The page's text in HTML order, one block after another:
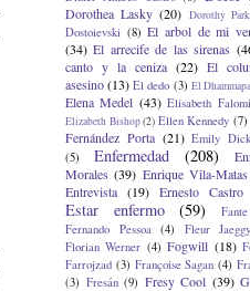
Dorothea Lasky (20) Dorothy
Dostoievski (8) El arbol de mi
(34) El arrecife de las sirenas
canto y la ceniza (22) El
asesino(13) El dedo (3) El
Elena Medel (43) Elisabeth
Elizabeth Bishop(2) Ellen Kennedy (7)
Fernández Porta (21) Emily
(5)
Enfermedad (208)
Morales (39) Enrique Vila-Matas
Entrevista (19) Ernesto Castro
Estar enfermo (59) Fante
Fernando Pessoa
(4) Fleur Jaeggy
Florian Werner (4) Fogwill (18)
Farrojzad (3) Françoise Sagan (4)
(3) Fresán (9) Fresy Cool (39)